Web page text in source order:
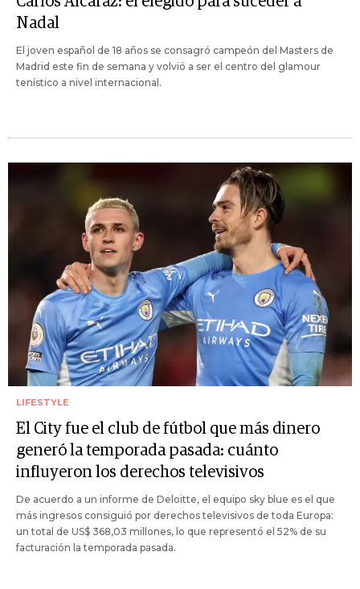
Nadal
El joven español de 18 años se consagró campeón del Masters de
Madrid este fin de semana y volvió a ser el centro del glamour
tenístico a nivel internacional.
LIFESTYLE
El City fue el club de fútbol que más dinero
generó la temporada pasada: cuánto
influyeron los derechos televisivos
De acuerdo a un informe de Deloitte, el equipo sky blue es el que
más ingresos consiguió por derechos televisivos de toda Europa:
un total de US$ 368,03 millones, lo que representó el 52% de su
facturación la temporada pasada.